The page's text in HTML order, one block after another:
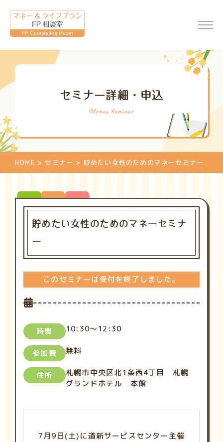
FP相談室について
ご相談・料金について
個別相談のご案内
相談申込
セミナー詳細・申込
HOME > セミナー > 貯めたい女性のためのマネーセミナー
貯めたい女性のためのマネーセミナ
ー
このセミナーは受付を終了しました。
時間 10:30～12:30
参加費 無料
住所
札幌市中央区北1条西4丁目 札幌
グランドホテル 本館
7月9日(土)に道新サービスセンター主催